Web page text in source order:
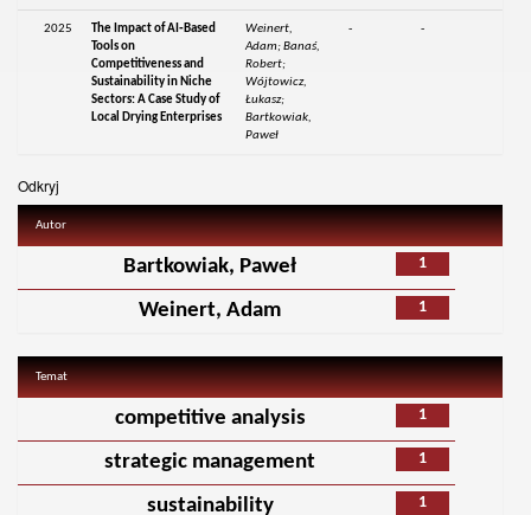
2025
The Impact of AI‑Based
Tools on
Competitiveness and
Sustainability in Niche
Sectors: A Case Study of
Local Drying Enterprises
Weinert,
Adam; Banaś,
Robert;
Wójtowicz,
Łukasz;
Bartkowiak,
Paweł
- -
Odkryj
Autor
1
Bartkowiak, Paweł
1
Weinert, Adam
Temat
1
competitive analysis
1
strategic management
1
sustainability